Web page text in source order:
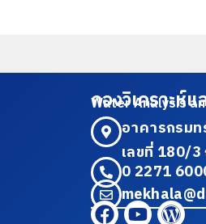
กองวิเคราะห์
Water Analysis
อาคารกรม
เลขที่ 180/
0 2271